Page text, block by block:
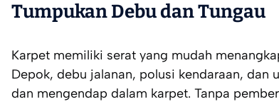
Tumpukan Debu dan Tungau
Karpet memiliki serat yang mudah
Depok, debu jalanan, polusi kendaraan,
dan mengendap dalam karpet. Tanpa